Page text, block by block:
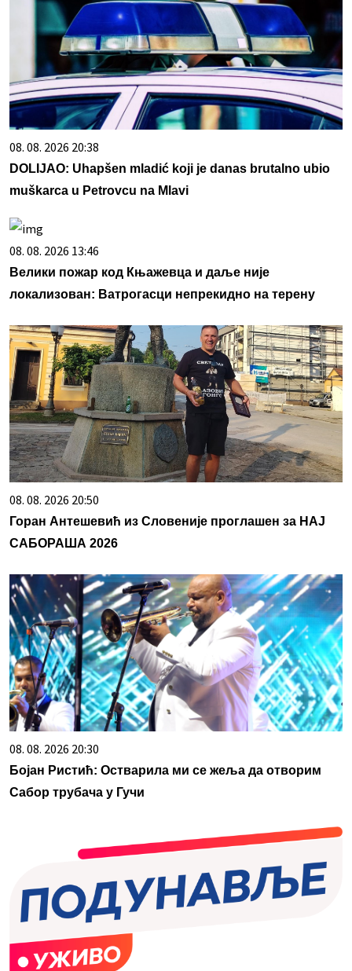
08. 08. 2026 20:38
DOLIJAO: Uhapšen mladić koji je danas brutalno ubio
muškarca u Petrovcu na Mlavi
08. 08. 2026 13:46
Велики пожар код Књажевца и даље није
локализован: Ватрогасци непрекидно на терену
08. 08. 2026 20:50
Горан Антешевић из Словеније проглашен за НАЈ
САБОРАША 2026
08. 08. 2026 20:30
Бојан Ристић: Остварила ми се жеља да отворим
Сабор трубача у Гучи